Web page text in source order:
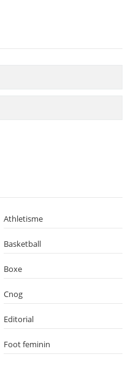
Athletisme
Basketball
Boxe
Cnog
Editorial
Foot feminin